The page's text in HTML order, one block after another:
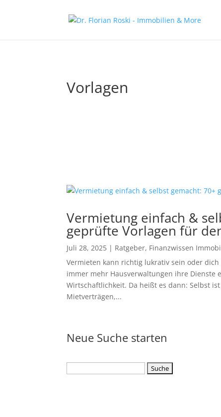
Vorlagen
Vermietung einfach &
geprüfte Vorlagen für
Juli 28, 2025 | Ratgeber, Finanzwissen
Vermieten kann richtig lukrativ sein oder
immer mehr Hausverwaltungen ihre Dienste
Wirtschaftlichkeit. Da heißt es dann: Selbst
Mietverträgen,...
Neue Suche starten